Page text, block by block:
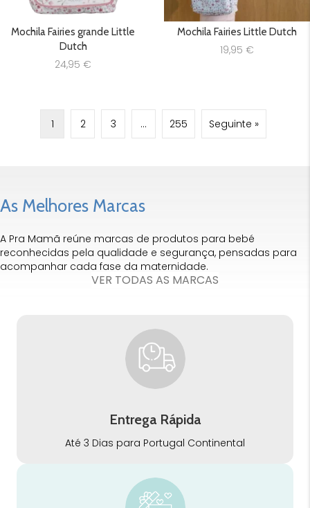
Mochila Fairies grande Little
Dutch
24,95 €
Mochila Fairies Little Dutch
19,95 €
1 2 3 … 255 Seguinte »
As Melhores Marcas
A Pra Mamã reúne marcas de produtos para bebé
reconhecidas pela qualidade e segurança, pensadas para
acompanhar cada fase da maternidade.
VER TODAS AS MARCAS
Entrega Rápida
Até 3 Dias para Portugal Continental